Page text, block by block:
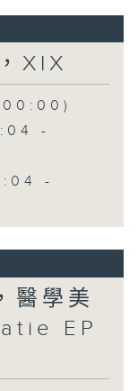
XIX
-
-
醫學美
EP